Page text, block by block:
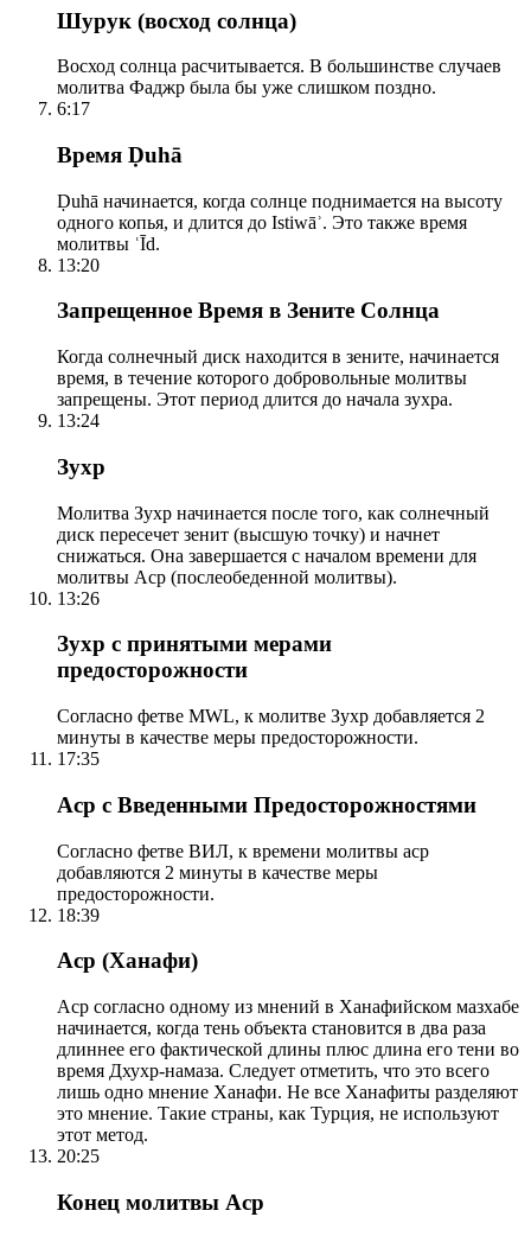
Шурук (восход солнца)
Восход солнца расчитывается. В большинстве случаев
молитва Фаджр была бы уже слишком поздно.
6:17
Время Ḍuhā
Ḍuhā начинается, когда солнце поднимается на высоту
одного копья, и длится до Istiwāʾ. Это также время
молитвы ʿĪd.
13:20
Запрещенное Время в Зените Солнца
Когда солнечный диск находится в зените, начинается
время, в течение которого добровольные молитвы
запрещены. Этот период длится до начала зухра.
13:24
Зухр
Молитва Зухр начинается после того, как солнечный
диск пересечет зенит (высшую точку) и начнет
снижаться. Она завершается с началом времени для
молитвы Аср (послеобеденной молитвы).
13:26
Зухр с принятыми мерами
предосторожности
Согласно фетве MWL, к молитве Зухр добавляется 2
минуты в качестве меры предосторожности.
17:35
Аср с Введенными Предосторожностями
Согласно фетве ВИЛ, к времени молитвы аср
добавляются 2 минуты в качестве меры
предосторожности.
18:39
Аср (Ханафи)
Аср согласно одному из мнений в Ханафийском мазхабе
начинается, когда тень объекта становится в два раза
длиннее его фактической длины плюс длина его тени во
время Дхухр-намаза. Следует отметить, что это всего
лишь одно мнение Ханафи. Не все Ханафиты разделяют
это мнение. Такие страны, как Турция, не используют
этот метод.
20:25
Конец молитвы Аср